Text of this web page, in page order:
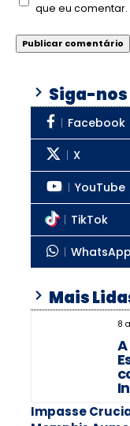
que eu comentar.
Siga-nos
Facebook
X
YouTube
TikTok
WhatsApp
Mais
8
Impasse